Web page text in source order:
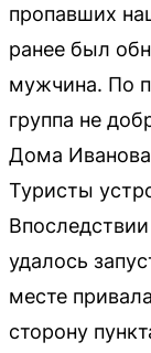
пропавших
ранее был
мужчина. По
группа не
Дома
Туристы
удалось
месте
сторону